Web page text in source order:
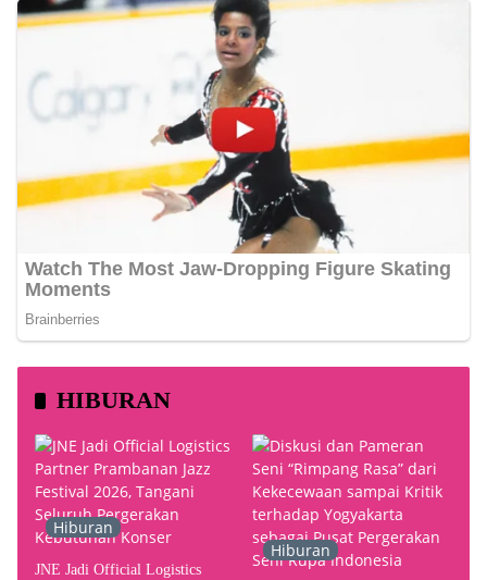
HIBURAN
Hiburan
JNE Jadi Official Logistics
Hiburan